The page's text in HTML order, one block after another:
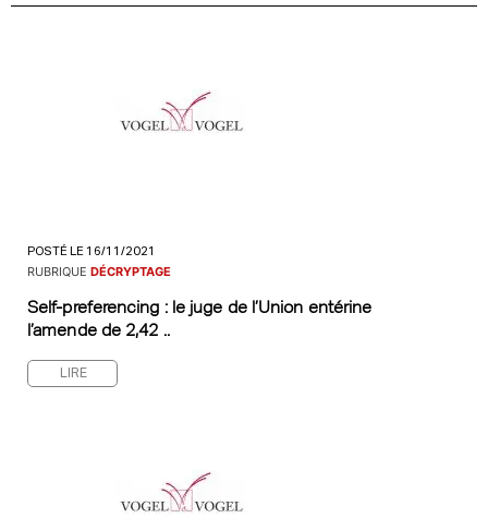
POSTÉ LE 16/11/2021
RUBRIQUE DÉCRYPTAGE
Self-preferencing : le juge de l’Union entérine
l’amende de 2,42 ..
LIRE